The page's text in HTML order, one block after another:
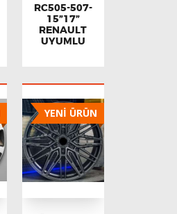
RC505-507-
15”17”
RENAULT
UYUMLU
YENİ ÜRÜN